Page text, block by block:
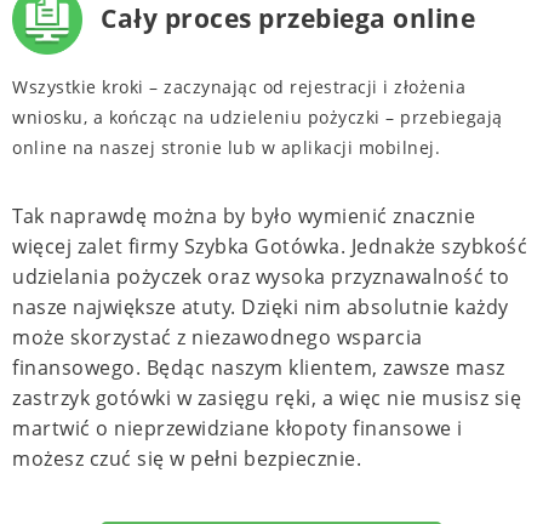
Cały proces przebiega online
Wszystkie kroki – zaczynając od rejestracji i złożenia
wniosku, a kończąc na udzieleniu pożyczki – przebiegają
online na naszej stronie lub w aplikacji mobilnej.
Tak naprawdę można by było wymienić znacznie
więcej zalet firmy Szybka Gotówka. Jednakże szybkość
udzielania pożyczek oraz wysoka przyznawalność to
nasze największe atuty. Dzięki nim absolutnie każdy
może skorzystać z niezawodnego wsparcia
finansowego. Będąc naszym klientem, zawsze masz
zastrzyk gotówki w zasięgu ręki, a więc nie musisz się
martwić o nieprzewidziane kłopoty finansowe i
możesz czuć się w pełni bezpiecznie.